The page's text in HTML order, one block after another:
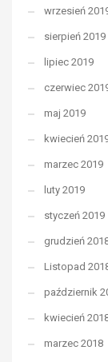
wrzesień
sierpień 2019
lipiec 2019
czerwiec
maj 2019
kwiecień
marzec 2019
luty 2019
styczeń 2019
grudzień
Listopad
październik
kwiecień
marzec 2018